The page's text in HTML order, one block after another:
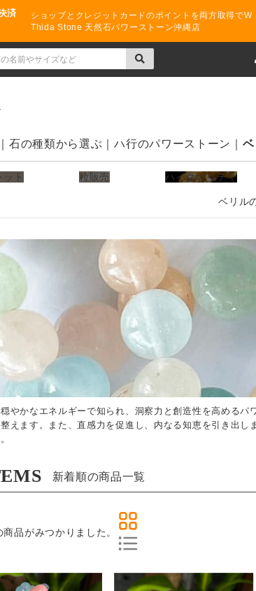
済
ショップとクレジットカードのポイントを両方取得でW
Thida Stone 天然石パワーストーン沖縄店
石の種類から選ぶ ハ行のパワーストーン
ト 粒販売 ハイクオリティ
ベリル
やかなエネルギーで知られ、洞察力と創造性を高める
えます。また、直感力を促進し、内なる知恵を引き出
新着順の商品一覧
商品がみつかりました。